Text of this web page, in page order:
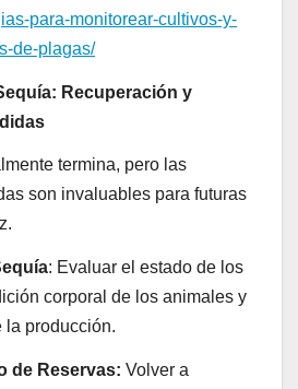
para-monitorear-cultivos-y-
de-plagas/
Recuperación y
termina, pero las
son invaluables para futuras
: Evaluar el estado de los
corporal de los animales y
la producción.
de Reservas: Volver a